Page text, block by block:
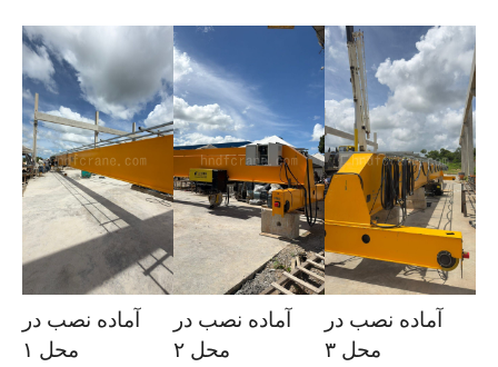
آماده نصب در
محل ۱
آماده نصب در
محل ۲
آماده نصب در
محل ۳